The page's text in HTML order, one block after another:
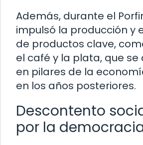
Además, durante el
impulsó la producción y
de productos clave,
el café y la plata, que se
en pilares de la
en los años posteriores.
Descontento
por la